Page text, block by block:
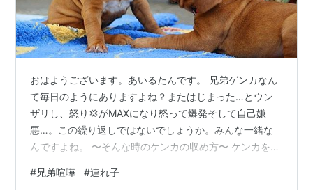
おはようございます。あいるたんです。 兄弟ゲンカなん
て毎日のようにありますよね？またはじまった…とウン
ザリし、怒り💢がMAXになり怒って爆発そして自己嫌
悪…。この繰り返しではないでしょうか。みんな一緒な
んですよね。 〜そんな時のケンカの収め方〜 ケンカをし
共感する。 状況を把握し、整理して説明する。 ケンカを
#兄弟喧嘩 #連れ子